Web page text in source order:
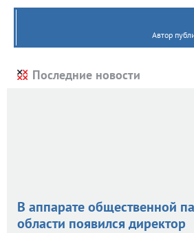
Автор
Последние новости
В аппарате общественной
области появился директор